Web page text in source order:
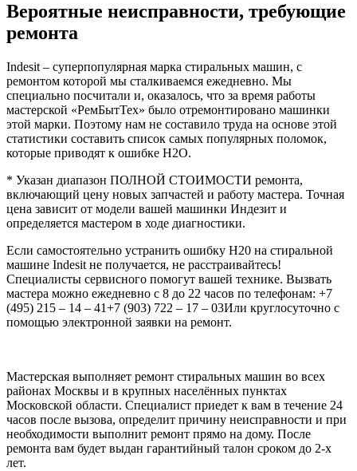
Вероятные неисправности, требующие
ремонта
Indesit – суперпопулярная марка стиральных машин, с
ремонтом которой мы сталкиваемся ежедневно. Мы
специально посчитали и, оказалось, что за время работы
мастерской «РемБытТех» было отремонтировано машинки
этой марки. Поэтому нам не составило труда на основе этой
статистики составить список самых популярных поломок,
которые приводят к ошибке Н2О.
* Указан диапазон ПОЛНОЙ СТОИМОСТИ ремонта,
включающий цену новых запчастей и работу мастера. Точная
цена зависит от модели вашей машинки Индезит и
определяется мастером в ходе диагностики.
Если самостоятельно устранить ошибку H20 на стиральной
машине Indesit не получается, не расстраивайтесь!
Специалисты сервисного помогут вашей технике. Вызвать
мастера можно ежедневно с 8 до 22 часов по телефонам: +7
(495) 215 – 14 – 41+7 (903) 722 – 17 – 03Или круглосуточно с
помощью электронной заявки на ремонт.
Мастерская выполняет ремонт стиральных машин во всех
районах Москвы и в крупных населённых пунктах
Московской области. Специалист приедет к вам в течение 24
часов после вызова, определит причину неисправности и при
необходимости выполнит ремонт прямо на дому. После
ремонта вам будет выдан гарантийный талон сроком до 2-х
лет.